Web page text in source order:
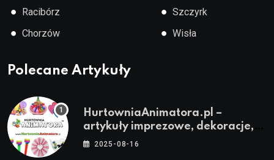
● Racibórz
● Chorzów
● Szczyrk
● Wisła
Polecane Artykuły
HurtowniaAnimatora.pl –
artykuły imprezowe, dekoracje,
stroje i akcesoria dla animatorów
2025-08-16